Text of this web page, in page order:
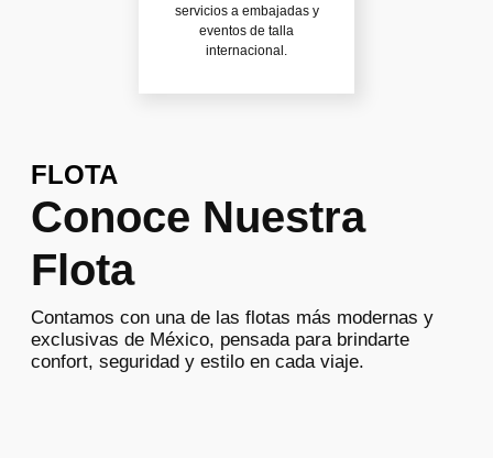
servicios a embajadas y
eventos de talla
internacional.
FLOTA
Conoce Nuestra
Flota
Contamos con una de las flotas más modernas y
exclusivas de México, pensada para brindarte
confort, seguridad y estilo en cada viaje.